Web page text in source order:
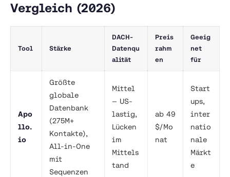
Vergleich (2026)
Tool Stärke
DACH-
Datenqu
alität
Preis
rahm
en
Geeig
net
für
Apo
llo.
io
Größte
globale
Datenbank
(275M+
Kontakte),
All-in-One
mit
Sequenzen
Mittel
— US-
lastig,
Lücken
im
Mittels
tand
ab 49
$/Mo
nat
Start
ups,
inter
natio
nale
Märkt
e